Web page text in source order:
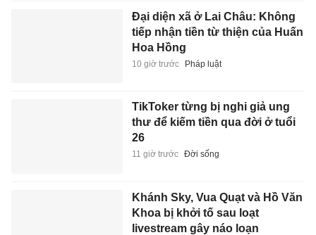
Đại diện xã ở Lai Châu: Không
tiếp nhận tiền từ thiện của Huấn
Hoa Hồng
10 giờ trước Pháp luật
TikToker từng bị nghi giả ung
thư để kiếm tiền qua đời ở tuổi
26
11 giờ trước Đời sống
Khánh Sky, Vua Quạt và Hồ Văn
Khoa bị khởi tố sau loạt
livestream gây náo loạn